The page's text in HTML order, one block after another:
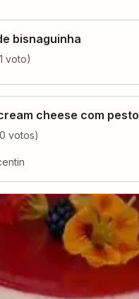
bisnaguinha
1 voto)
cheese com pesto
0 votos)